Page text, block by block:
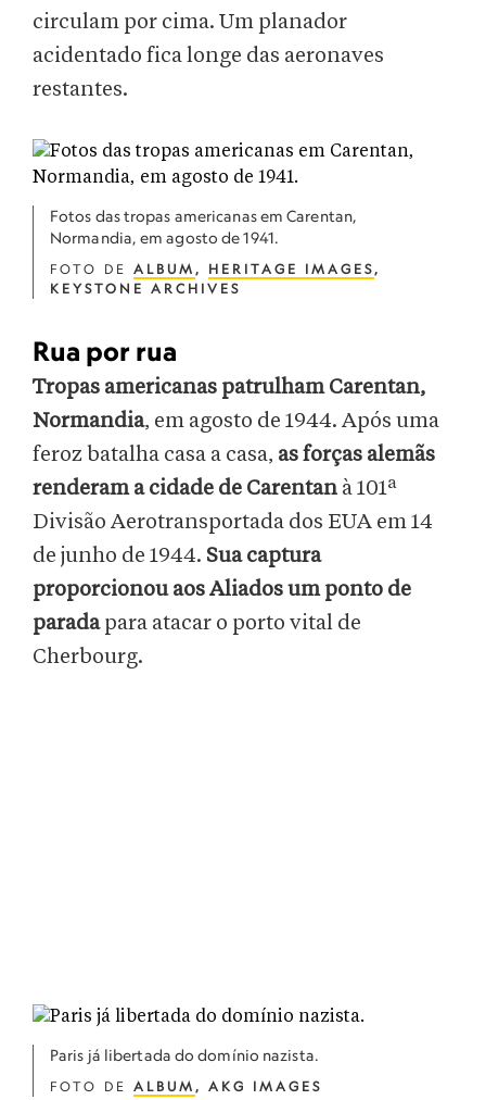
circulam por cima. Um planador
acidentado fica longe das aeronaves
restantes.
Fotos das tropas americanas em Carentan,
Normandia, em agosto de 1941.
FOTO DE ALBUM , HERITAGE IMAGES,
KEYSTONE ARCHIVES
Rua por rua
Tropas americanas patrulham Carentan,
Normandia, em agosto de 1944. Após uma
feroz batalha casa a casa, as forças alemãs
renderam a cidade de Carentan à 101ª
Divisão Aerotransportada dos EUA em 14
de junho de 1944. Sua captura
proporcionou aos Aliados um ponto de
paradapara atacar o porto vital de
Cherbourg.
Paris já libertada do domínio nazista.
FOTO DE ALBUM , AKG IMAGES